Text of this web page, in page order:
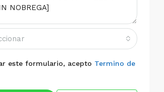
este formulario, acepto Termino de